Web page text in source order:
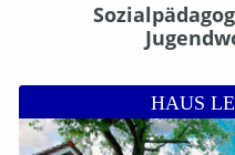
HAUS